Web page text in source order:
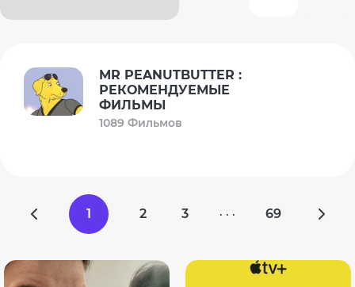
MR PEANUTBUTTER :
РЕКОМЕНДУЕМЫЕ
ФИЛЬМЫ
1089 Фильмов
1 2 3 · · · 69